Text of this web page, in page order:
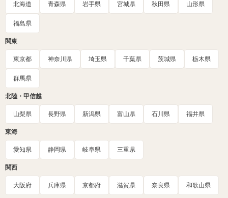
北海道 青森県 岩手県 宮城県 秋田県 山形県
福島県
関東
東京都 神奈川県 埼玉県 千葉県 茨城県 栃木県
群馬県
北陸・甲信越
山梨県 長野県 新潟県 富山県 石川県 福井県
東海
愛知県 静岡県 岐阜県 三重県
関西
大阪府 兵庫県 京都府 滋賀県 奈良県 和歌山県